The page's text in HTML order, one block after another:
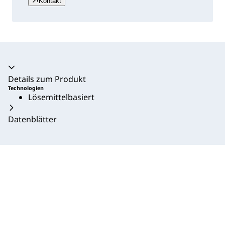
Akkordeon zusammengeklappt
Details zum Produkt
Technologien
Lösemittelbasiert
Datenblätter